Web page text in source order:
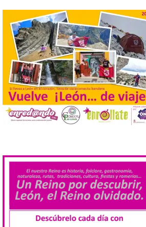
Cabárceno prepara tres
enclaves privilegiados
desde los que divisar el
eclipse solar del 12 de
agosto
8 Ago 2026
El parque amplía su
horario y refuerza los
transportes y la
programación musical de Estación
Sonora. Peña Cabarga, elegido lugar
preferente en la comunidad autónoma,
contará con un dispositivo especial de
seguridad y acceso […]
Gijon prohíbe el baño en